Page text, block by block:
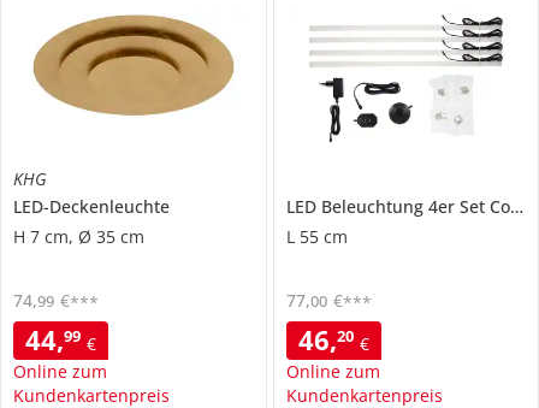
KHG
LED-Deckenleuchte
H 7 cm, Ø 35 cm
44,99 €
Online zum
Kundenkartenpreis
74,99 €***
LED Beleuchtung 4er Set Countryside
L 55 cm
46,20 €
Online zum
Kundenkartenpreis
77,00 €***